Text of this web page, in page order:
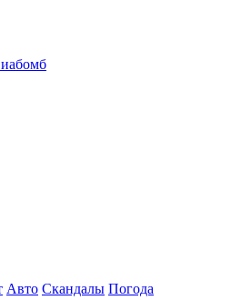
Авто Скандалы Погода